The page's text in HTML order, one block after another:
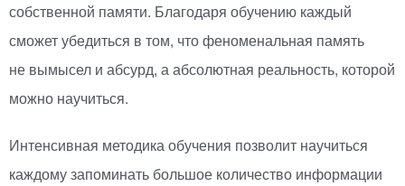
собственной памяти. Благодаря обучению каждый
сможет убедиться в том, что феноменальная память
не вымысел и абсурд, а абсолютная реальность, которой
можно научиться.
Интенсивная методика обучения позволит научиться
каждому запоминать большое количество информации